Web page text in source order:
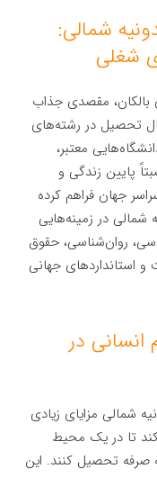
شمالی:
شغلی
بالکان، مقصدی جذاب
تحصیل در رشته‌های
معتبر،
پایین زندگی و
جهان فراهم کرده
شمالی در زمینه‌هایی
روان‌شناسی، حقوق
استانداردهای جهانی
در
شمالی مزایای زیادی
تا در یک محیط
صرفه تحصیل کنند. این